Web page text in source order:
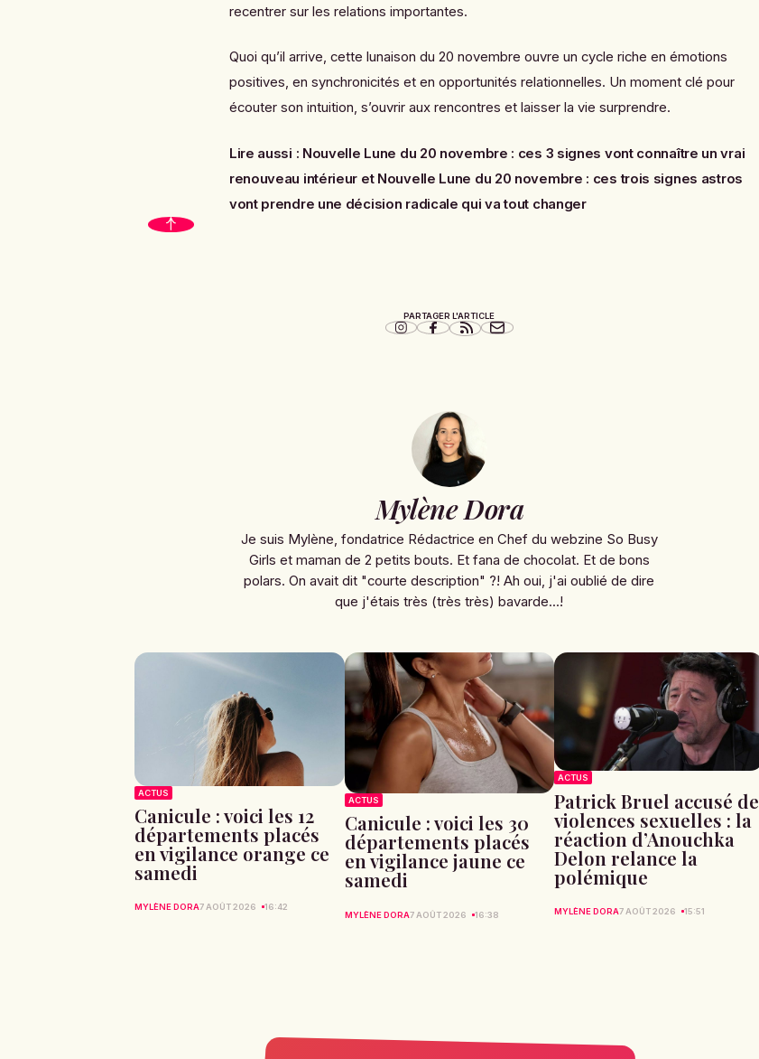
recentrer sur les relations importantes.
Quoi qu’il arrive, cette lunaison du 20 novembre ouvre un cycle riche en émotions
positives, en synchronicités et en opportunités relationnelles. Un moment clé pour
écouter son intuition, s’ouvrir aux rencontres et laisser la vie surprendre.
Lire aussi : Nouvelle Lune du 20 novembre : ces 3 signes vont connaître un vrai
renouveau intérieur et Nouvelle Lune du 20 novembre : ces trois signes astros
vont prendre une décision radicale qui va tout changer
PARTAGER L'ARTICLE
Mylène Dora
Je suis Mylène, fondatrice Rédactrice en Chef du webzine So Busy
Girls et maman de 2 petits bouts. Et fana de chocolat. Et de bons
polars. On avait dit "courte description" ?! Ah oui, j'ai oublié de dire
que j'étais très (très très) bavarde...!
ACTUS
Canicule : voici les 12
départements placés
en vigilance orange ce
samedi
MYLÈNE DORA7 AOÛT 2026 16:42
ACTUS
Canicule : voici les 30
départements placés
en vigilance jaune ce
samedi
MYLÈNE DORA7 AOÛT 2026 16:38
ACTUS
Patrick Bruel accusé de
violences sexuelles : la
réaction d’Anouchka
Delon relance la
polémique
MYLÈNE DORA7 AOÛT 2026 15:51